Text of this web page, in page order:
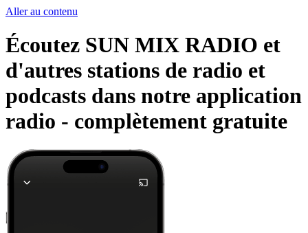
Aller au contenu
Écoutez SUN MIX RADIO et
d'autres stations de radio et
podcasts dans notre application
radio - complètement gratuite